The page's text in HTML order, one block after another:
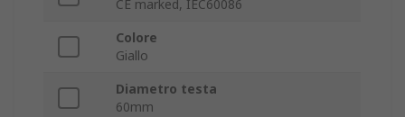
CE marked, IEC60086
Colore
Giallo
Diametro testa
60mm